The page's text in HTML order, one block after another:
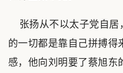
张扬从不以太子党自居
的一切都是靠自己拼搏得
感，他向刘明要了蔡旭东